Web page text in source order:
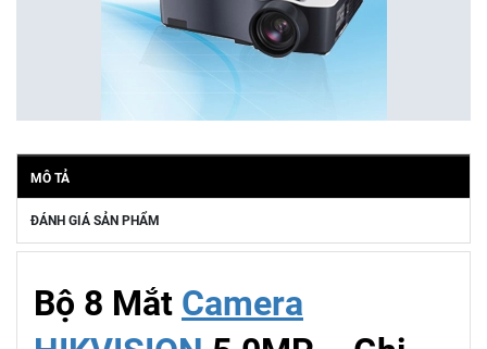
MÔ TẢ
ĐÁNH GIÁ SẢN PHẨM
Bộ 8 Mắt Camera